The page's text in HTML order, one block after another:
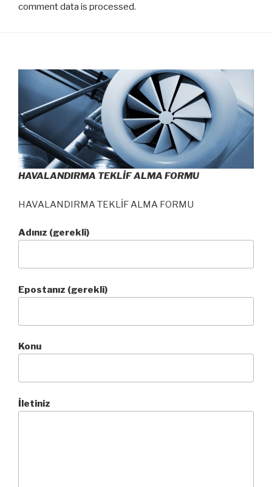
comment data is processed.
HAVALANDIRMA TEKLİF ALMA FORMU
HAVALANDIRMA TEKLİF ALMA FORMU
Adınız (gerekli)
Epostanız (gerekli)
Konu
İletiniz